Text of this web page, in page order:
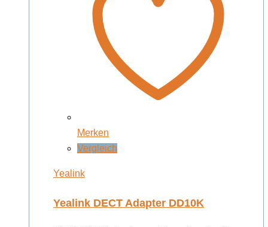
Merken
Vergleich
Yealink
Yealink DECT Adapter DD10K